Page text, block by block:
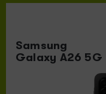
Samsung
Galaxy A26 5G